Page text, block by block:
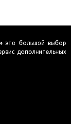
это большой выбор
дополнительных